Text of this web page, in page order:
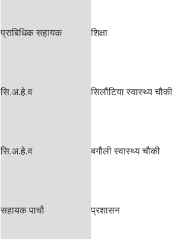
प्राबिधिक सहायक शिक्षा
सि.अ.हे.व सिलौटिया स्वास्थ्य चौकी
सि.अ.हे.व बगौली स्वास्थ्य चौकी
सहायक पाचौ प्रशासन